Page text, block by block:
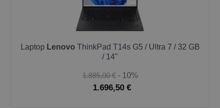
Laptop Lenovo ThinkPad T14s G5 / Ultra 7 / 32 GB
/ 14"
1.885,00 € - 10%
1.696,50 €